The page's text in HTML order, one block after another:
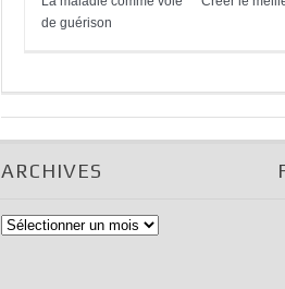
de guérison
ARCHIVES
Archives